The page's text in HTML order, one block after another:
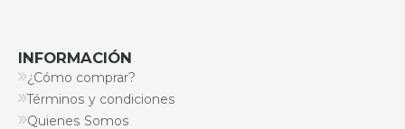
INFORMACIÓN
¿Cómo comprar?
Términos y condiciones
Quienes Somos